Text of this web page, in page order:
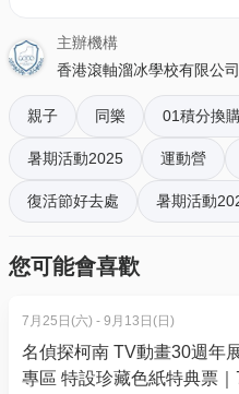
移動技巧、剎停技巧等等
懂滾軸溜冰在學習中有效
反應，令人容易避開意外
最低。
01空間早鳥72折
銷售日期: 5月20至6月2日
B班 :$1,140（正價$1,580）
01空間獨家95折
銷售日期: 6月3日至活動日
A班: $1,691（正價$1,780
主辦機構
香港滾軸溜冰學校有限公司
親子 同樂 01積分換
暑期活動2025 運動營
復活節好去處 暑期活動
您可能會喜歡
7月25日(六) - 9月13日(日)
名偵探柯南 TV動畫30週年
專區 特設珍藏色紙特典票